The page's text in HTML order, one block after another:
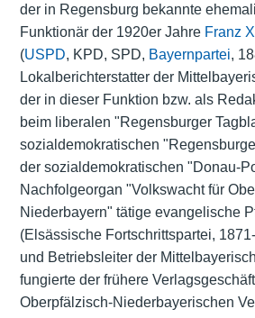
der in Regensburg bekannte
Funktionär der 1920er Jahre Franz
(USPD, KPD, SPD, Bayernpartei,
Lokalberichterstatter der
der in dieser Funktion bzw. als
beim liberalen "Regensburger
sozialdemokratischen
der sozialdemokratischen "Donau-
Nachfolgeorgan "Volkswacht für
Niederbayern" tätige evangelische
(Elsässische Fortschrittspartei,
und Betriebsleiter der
fungierte der frühere
Oberpfälzisch-Niederbayerischen